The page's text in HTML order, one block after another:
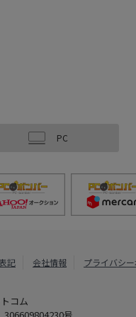
PC
記 会社情報 プライバシ
コム